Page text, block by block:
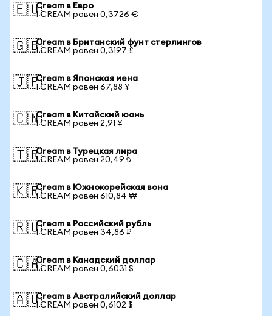
🇪🇺Cream в Евро
1 CREAM равен 0,3726 €
🇬🇧Cream в Британский фунт стерлингов
1 CREAM равен 0,3197 £
🇯🇵Cream в Японская иена
1 CREAM равен 67,88 ¥
🇨🇳Cream в Китайский юань
1 CREAM равен 2,91 ¥
🇹🇷Cream в Турецкая лира
1 CREAM равен 20,49 ₺
🇰🇷Cream в Южнокорейская вона
1 CREAM равен 610,84 ₩
🇷🇺Cream в Российский рубль
1 CREAM равен 34,86 ₽
🇨🇦Cream в Канадский доллар
1 CREAM равен 0,6031 $
🇦🇺Cream в Австралийский доллар
1 CREAM равен 0,6102 $